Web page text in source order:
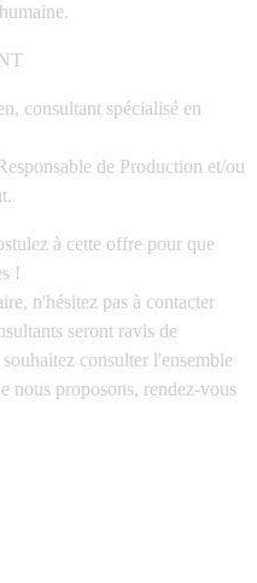
consultant spécialisé en
de Production et/ou
à cette offre pour que
!
n'hésitez pas à contacter
seront ravis de
consulter l'ensemble
nous proposons, rendez-vous